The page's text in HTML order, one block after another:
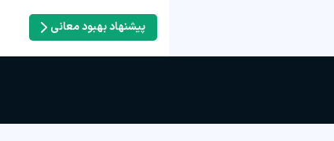
پیشنهاد بهبود معانی